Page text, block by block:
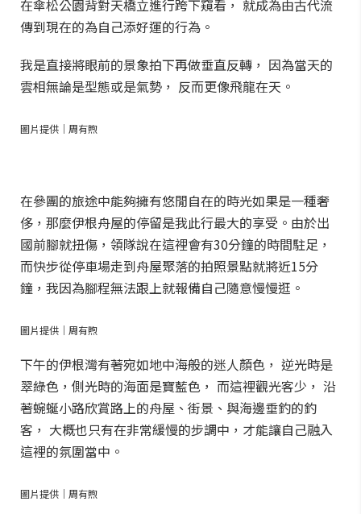
在傘松公園背對天橋立進行跨下窺看， 就成為由古代流
傳到現在的為自己添好運的行為。
我是直接將眼前的景象拍下再做垂直反轉， 因為當天的
雲相無論是型態或是氣勢， 反而更像飛龍在天。
圖片提供｜周有煦
在參團的旅途中能夠擁有悠閒自在的時光如果是一種奢
侈，那麼伊根舟屋的停留是我此行最大的享受。由於出
國前腳就扭傷，領隊說在這裡會有30分鐘的時間駐足，
而快步從停車場走到舟屋聚落的拍照景點就將近15分
鐘，我因為腳程無法跟上就報備自己隨意慢慢逛。
圖片提供｜周有煦
下午的伊根灣有著宛如地中海般的迷人顏色， 逆光時是
翠綠色，側光時的海面是寶藍色， 而這裡觀光客少， 沿
著蜿蜒小路欣賞路上的舟屋、街景、與海邊垂釣的釣
客， 大概也只有在非常緩慢的步調中，才能讓自己融入
這裡的氛圍當中。
圖片提供｜周有煦